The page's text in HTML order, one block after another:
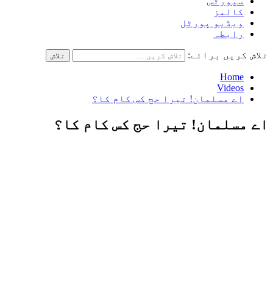
کالمز
ویڈیو پورٹل
رابطہ
تلاش کریں برائے:
Home
Videos
اے مسلمان! تیرا حج کس کام کا؟
اے مسلمان! تیرا حج کس کام کا؟